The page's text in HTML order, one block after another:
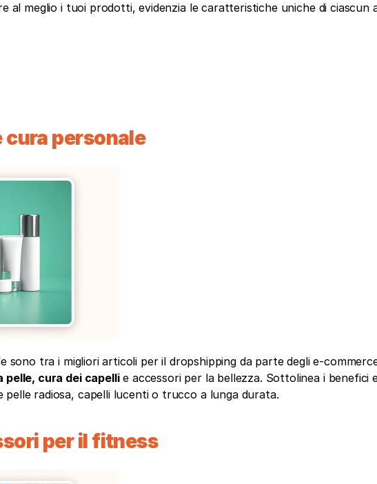
al meglio i tuoi prodotti, evidenzia le caratteristiche uniche di ciascun
cura personale
sono tra i migliori articoli per il dropshipping da parte degli e-
pelle, cura dei capelli e accessori per la bellezza. Sottolinea i benefici
radiosa, capelli lucenti o trucco a lunga durata.
per il fitness